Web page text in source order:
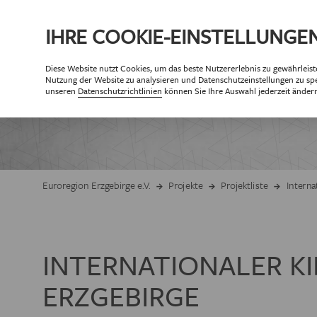
Partner der
ZIELSETZUNG
Euroregion Erzgebirge e.V. Projekte Projektliste
INTERNATIONALER
ERZGEBIRGE
IHRE COOKIE-
DieseWebsite nutzt Cookies, um das beste Nutzererlebnis zu
Nutzung derWebsitezu analysieren und Datenschutzeinstellungen zu
unseren Datenschutzrichtlinien können Sie Ihre Auswahl jederzeit